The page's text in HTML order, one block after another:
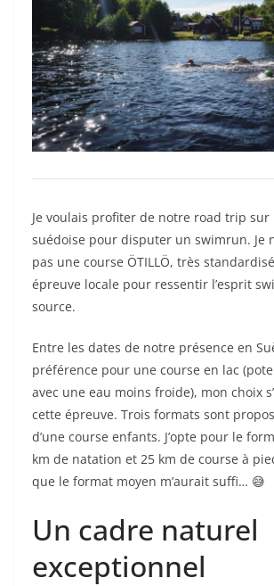
Je voulais profiter de notre road trip sur
suédoise pour disputer un swimrun. Je
pas une course ÖTILLÖ, très
épreuve locale pour ressentir l’esprit
source.
Entre les dates de notre présence en
préférence pour une course en lac
avec une eau moins froide), mon choix
cette épreuve. Trois formats sont
d’une course enfants. J’opte pour le
km de natation et 25 km de course à
que le format moyen m’aurait suffi… 😅
Un cadre naturel
exceptionnel